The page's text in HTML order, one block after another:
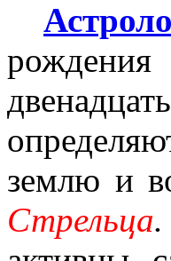
землю и
Стрельца.